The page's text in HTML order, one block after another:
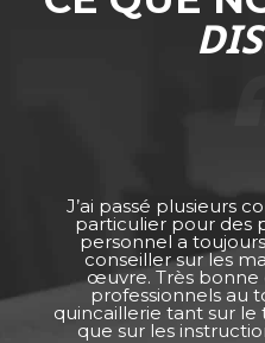
J’ai passé plusieurs
particulier pour des
personnel a
conseiller sur les
œuvre. Très bonne
professionnels au
quincaillerie tant sur
que sur les